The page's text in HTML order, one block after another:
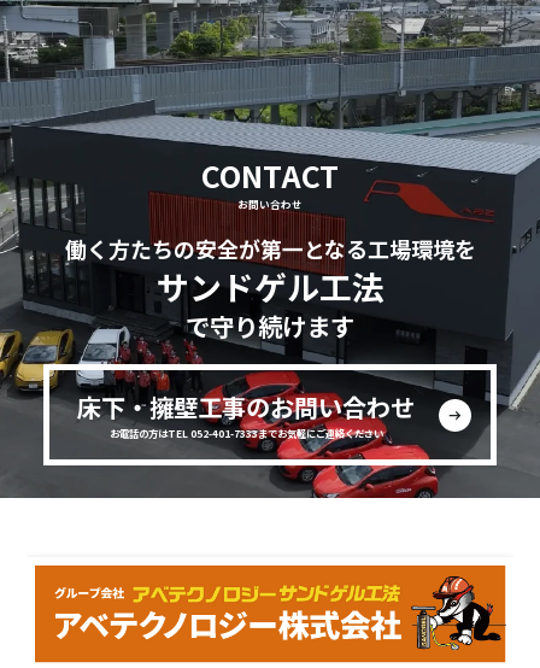
CONTACT
お問い合わせ
働く方たちの安全が第一となる工場環境を
サンドゲル工法
で守り続けます
床下・擁壁工事のお問い合わせ
お電話の方はTEL 052-401-7333までお気軽にご連絡ください